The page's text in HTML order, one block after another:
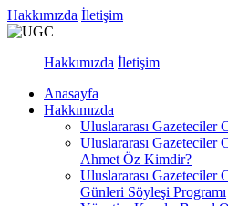
Hakkımızda İletişim
Hakkımızda İletişim
Anasayfa
Hakkımızda
Uluslararası Gazeteciler
Uluslararası Gazeteciler
Ahmet Öz Kimdir?
Uluslararası
Günleri Söyleşi Programı